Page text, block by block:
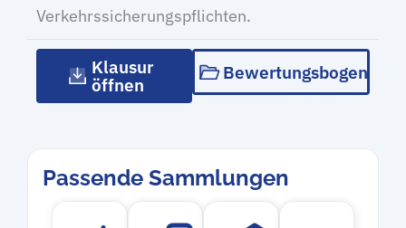
Verkehrssicherungspflichten.
Klausur
öffnen
Bewertungsbogen
Passende Sammlungen